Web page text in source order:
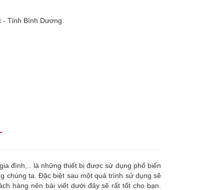
Tỉnh Bình Dương.
đình,.. là những thiết bị được sử dụng phổ biến
chúng ta. Đặc biệt sau một quá trình sử dụng sẽ
hàng nên bài viết dưới đây sẽ rất tốt cho bạn.